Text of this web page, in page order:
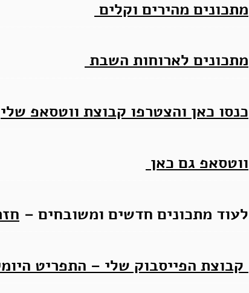
מתכונים מהירים וקלים
מתכונים לארוחות השבת
כנסו כאן והצטרפו קבוצת ווטסאפ שלי
ווטסאפ גם כאן
לעוד מתכונים חדשים ומשובחים –
קבוצת הפייסבוק שלי – התפריט